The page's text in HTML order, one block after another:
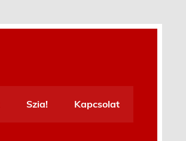
Szia! Kapcsolat